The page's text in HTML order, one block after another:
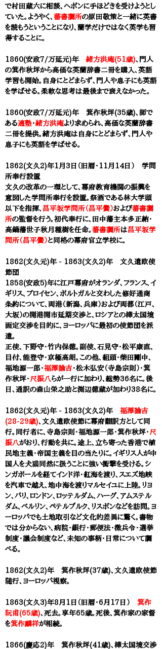
で村田蔵六に相談、ヘボンに手ほどきを受けようとし
ていた。ようやく、 蕃書調所の原田敬策と一緒に英書
を読もうということになり、蘭学だけではなく英学も習
得することに。
1860(安政7/万延元)年 緒方洪庵(51歳)、門人
の箕作秋坪から高価な英蘭辞書二冊を購入、英語
学習も開始。自身にとどまらず、門人や息子にも英語
を学ばせる。柔軟な思考は最後まで衰えなかった。
1860(安政7/万延元)年 箕作秋坪(35歳)、師で
ある適塾・緒方洪庵より求められ、高価な英蘭辞書
二冊を提供。緒方洪庵は自身にとどまらず、門人や
息子にも英語を学ばせる。
1862(文久2)年1月3日（旧暦・11月14日） 学問
所奉行設置
文久の改革の一環として、幕府教育機関の振興を
意図した学問所奉行を設置。祭酒である林大学頭
以下を指揮、 昌平坂学問所（昌平黌）および蕃書調
所の監督を行う。初代奉行に、田中藩主本多正納・
高鍋藩世子秋月種樹を任命。 蕃書調所は昌平坂学
問所（昌平黌）と同格の幕府官立学校に。
1862(文久元)年 - 1863(文久2)年 文久遣欧使
節団
1858(安政5)年に江戸幕府がオランダ、フランス、イ
ギリス、プロイセン、ポルトガルと交わした修好通商
条約について、両港（新潟、兵庫）および両都（江戸、
大坂）の開港開市延期交渉と、ロシアとの樺太国境
画定交渉を目的に、ヨーロッパに最初の使節団を派
遣。
正使、下野守・竹内保徳。副使、石見守・松平康直、
目付、能登守・京極高朗。この他、組頭・柴田剛中、
福地源一郎・福澤諭吉・松木弘安（寺島宗則）・箕
作秋坪・ 尺振八らが一行に加わり、総勢36名に。後
日、通訳の森山栄之助と渕辺徳蔵が加わり38名に。
1862(文久元)年 - 1863(文久2)年 福澤諭吉
(28-29歳)、文久遣欧使節に幕府翻訳方として同
行。同行者に、寺島宗則・福地源一郎・箕作秋坪・ 尺
振八がおり、行動を共に。途上、立ち寄った香港で植
民地主義・帝国主義を目の当たりに。イギリス人が中
国人を犬猫同然に扱うことに強い衝撃を受ける。シ
ンガポールを経てインド洋・紅海を渡り、スエズ地峡
を汽車で越え、地中海を渡りマルセイユに上陸。リヨ
ン、パリ、ロンドン、ロッテルダム、ハーグ、アムステル
ダム、ベルリン、ペテルブルク、リスボンなどを訪問。ヨ
ーロッパでも土地取引など文化的差異に驚く。書物
では分からない、病院・銀行・郵便法・徴兵令・選挙
制度・議会制度など、未知の事柄・日常について調
べる。
1862(文久2)年 箕作秋坪(37歳)、文久遣欧使節
随行、ヨーロッパ視察。
1863(文久3)年8月1日（旧暦・6月17日） 箕作
阮甫(65歳)、死去。享年65歳。死後、箕作家の家督
を箕作麟祥が相続。
1866(慶応2)年 箕作秋坪(41歳)、樺太国境交渉